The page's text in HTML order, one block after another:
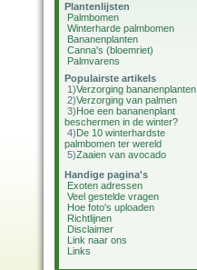
Plantenlijsten
Palmbomen
Winterharde palmbomen
Bananenplanten
Canna's (bloemriet)
Palmvarens
Populairste artikels
1)Verzorging bananenplanten
2)Verzorging van palmen
3)Hoe een bananenplant
beschermen in de winter?
4)De 10 winterhardste
palmbomen ter wereld
5)Zaaien van avocado
Handige pagina's
Exoten adressen
Veel gestelde vragen
Hoe foto's uploaden
Richtlijnen
Disclaimer
Link naar ons
Links